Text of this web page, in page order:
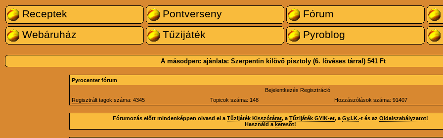
Receptek Pontverseny Fórum
Webáruház
Tűzijáték Pyroblog
A másodperc ajánlata: Szerpentin kilövő pisztoly (6. lövéses tárral) 541 Ft
Pyrocenter fórum
Bejelentkezés Regisztráció
Regisztrált tagok száma: 4345 Topicok száma: 148 Hozzászólások száma: 91407
Fórumozás előtt mindenképpen olvasd el a Tűzijáték Kisszótárat, a Tűzijáték GYIK-et, a Gy.I.K.-t és az Oldalszabályzatot!
Használd a keresőt!